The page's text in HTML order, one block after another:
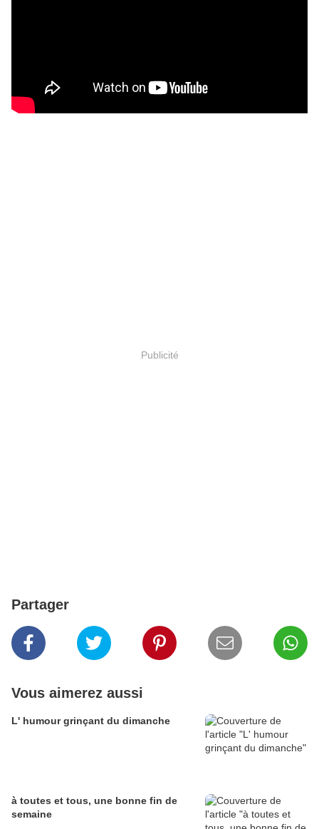
Publicité
Partager
Vous aimerez aussi
L' humour grinçant du dimanche
à toutes et tous, une bonne fin de
semaine